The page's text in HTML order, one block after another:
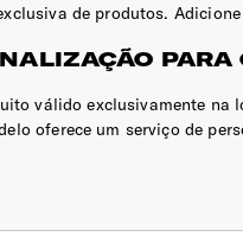
de produtos.
válido exclusivamente
oferece um serviço de